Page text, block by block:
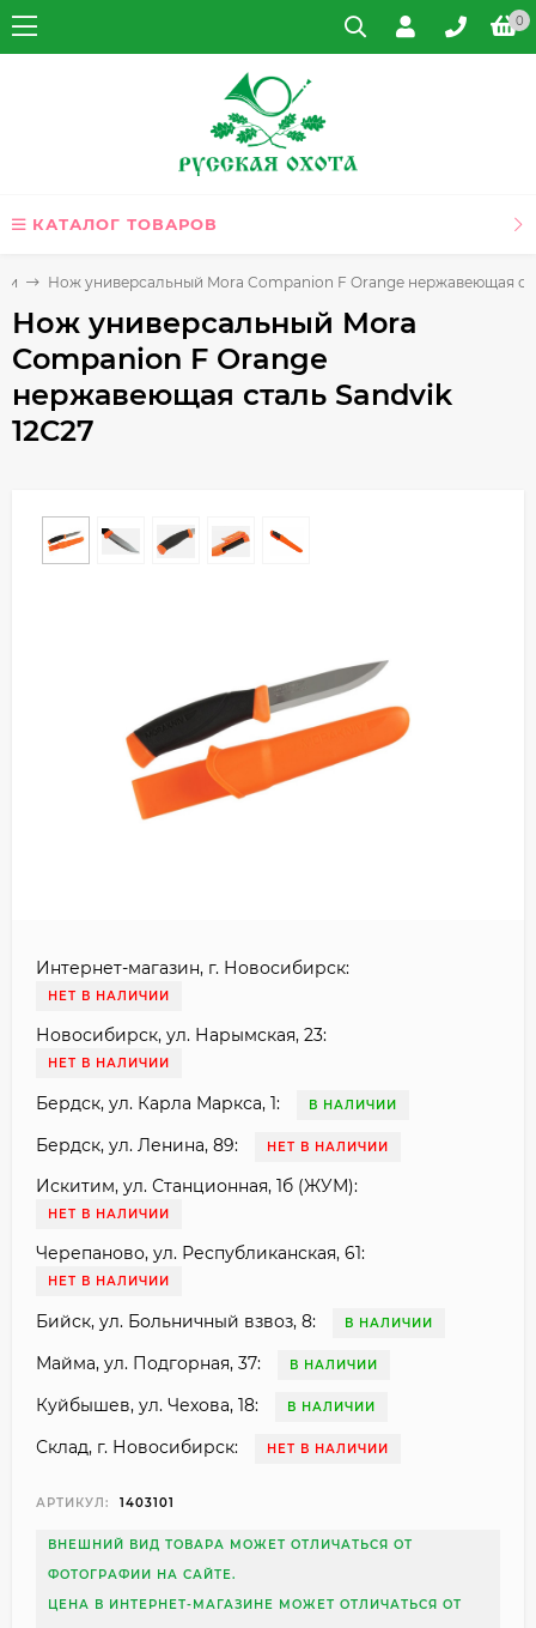
0
КАТАЛОГ ТОВАРОВ
Нож универсальный Mora Companion F Orange нержавеющая
Нож универсальный Mora
Companion F Orange
нержавеющая сталь Sandvik
12C27
Интернет-магазин, г. Новосибирск:
НЕТ В НАЛИЧИИ
Новосибирск, ул. Нарымская, 23:
НЕТ В НАЛИЧИИ
Бердск, ул. Карла Маркса, 1: В НАЛИЧИИ
Бердск, ул. Ленина, 89: НЕТ В НАЛИЧИИ
Искитим, ул. Станционная, 1б (ЖУМ):
НЕТ В НАЛИЧИИ
Черепаново, ул. Республиканская, 61:
НЕТ В НАЛИЧИИ
Бийск, ул. Больничный взвоз, 8: В НАЛИЧИИ
Майма, ул. Подгорная, 37: В НАЛИЧИИ
Куйбышев, ул. Чехова, 18: В НАЛИЧИИ
Склад, г. Новосибирск: НЕТ В НАЛИЧИИ
АРТИКУЛ: 1403101
ВНЕШНИЙ ВИД ТОВАРА МОЖЕТ ОТЛИЧАТЬСЯ ОТ
ФОТОГРАФИИ НА САЙТЕ.
ЦЕНА В ИНТЕРНЕТ-МАГАЗИНЕ МОЖЕТ ОТЛИЧАТЬСЯ ОТ